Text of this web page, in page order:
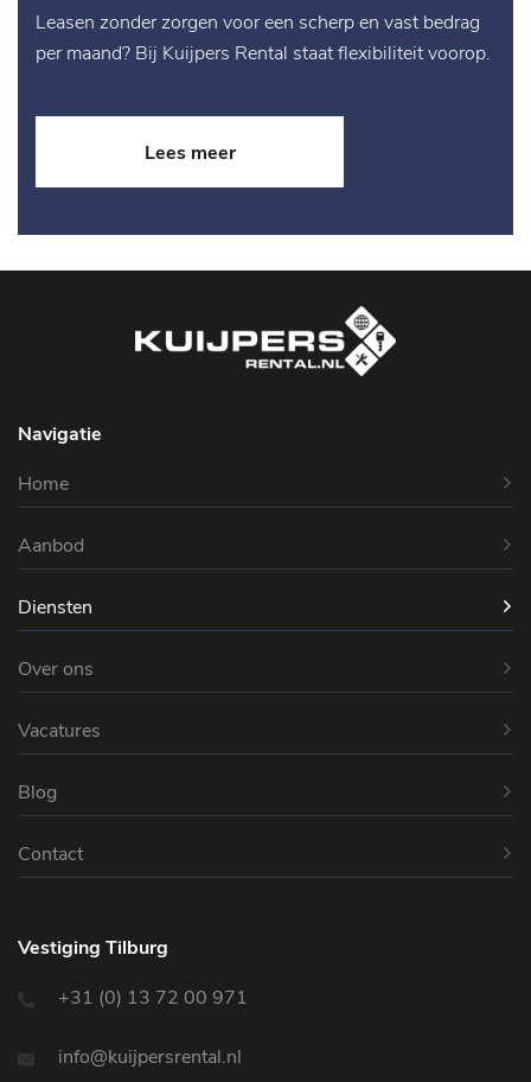
Leasen zonder zorgen voor een scherp en vast bedrag
per maand? Bij Kuijpers Rental staat flexibiliteit voorop.
Lees meer
Navigatie
Home
Aanbod
Diensten
Over ons
Vacatures
Blog
Contact
Vestiging Tilburg
+31 (0) 13 72 00 971
info@kuijpersrental.nl